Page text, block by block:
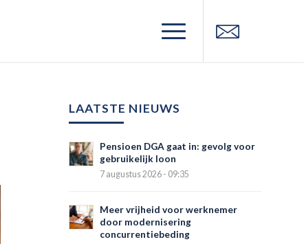
LAATSTE NIEUWS
Pensioen DGA gaat in: gevolg voor
gebruikelijk loon
7 augustus 2026 - 09:35
Meer vrijheid voor werknemer
door modernisering
concurrentiebeding